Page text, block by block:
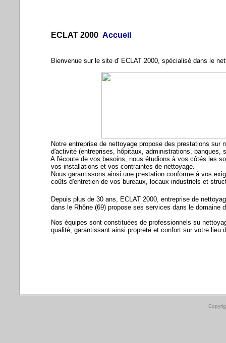
ECLAT 2000 Accueil
Bienvenue sur le site d' ECLAT 2000, spécialisé dans le
Notre entreprise de nettoyage propose des prestations sur
d'activité (entreprises, hôpitaux, administrations, banques,
A l'écoute de vos besoins, nous étudions à vos côtés les
vos installations et vos contraintes de nettoyage.
Nous garantissons ainsi une prestation conforme à vos
coûts d'entretien de vos bureaux, locaux industriels et
Depuis plus de 30 ans, ECLAT 2000, entreprise de
dans le Rhône (69) propose ses services dans le domaine
Nos équipes sont constituées de professionnels su
qualité, garantissant ainsi propreté et confort sur votre lieu